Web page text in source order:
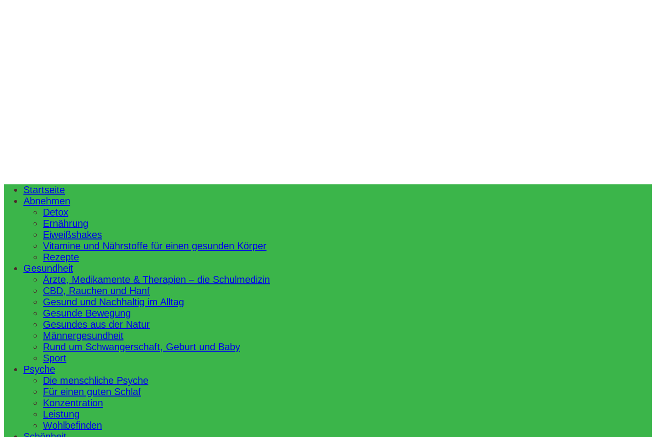
Startseite
Abnehmen
Detox
Ernährung
Eiweißshakes
Vitamine und Nährstoffe für einen gesunden Körper
Rezepte
Gesundheit
Ärzte, Medikamente & Therapien – die Schulmedizin
CBD, Rauchen und Hanf
Gesund und Nachhaltig im Alltag
Gesunde Bewegung
Gesundes aus der Natur
Männergesundheit
Rund um Schwangerschaft, Geburt und Baby
Sport
Psyche
Die menschliche Psyche
Für einen guten Schlaf
Konzentration
Leistung
Wohlbefinden